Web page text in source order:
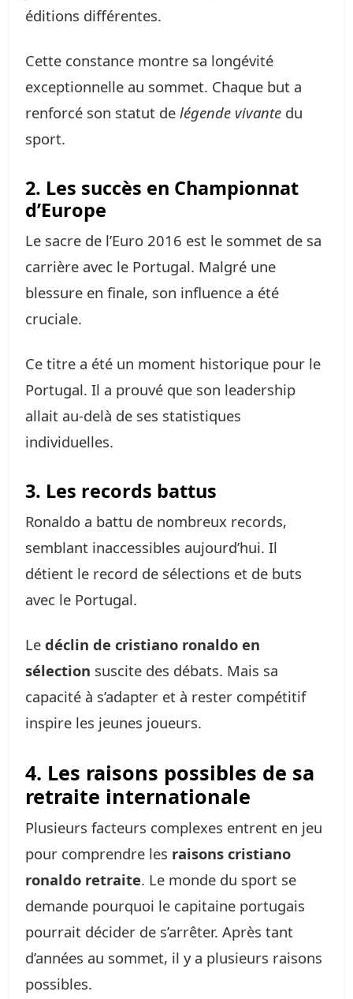
éditions différentes.
Cette constance montre sa longévité
exceptionnelle au sommet. Chaque but a
renforcé son statut de légende vivante du
sport.
2. Les succès en Championnat
d’Europe
Le sacre de l’Euro 2016 est le sommet de sa
carrière avec le Portugal. Malgré une
blessure en finale, son influence a été
cruciale.
Ce titre a été un moment historique pour le
Portugal. Il a prouvé que son leadership
allait au-delà de ses statistiques
individuelles.
3. Les records battus
Ronaldo a battu de nombreux records,
semblant inaccessibles aujourd’hui. Il
détient le record de sélections et de buts
avec le Portugal.
Le déclin de cristiano ronaldo en
sélection suscite des débats. Mais sa
capacité à s’adapter et à rester compétitif
inspire les jeunes joueurs.
4. Les raisons possibles de sa
retraite internationale
Plusieurs facteurs complexes entrent en jeu
pour comprendre les raisons cristiano
ronaldo retraite. Le monde du sport se
demande pourquoi le capitaine portugais
pourrait décider de s’arrêter. Après tant
d’années au sommet, il y a plusieurs raisons
possibles.